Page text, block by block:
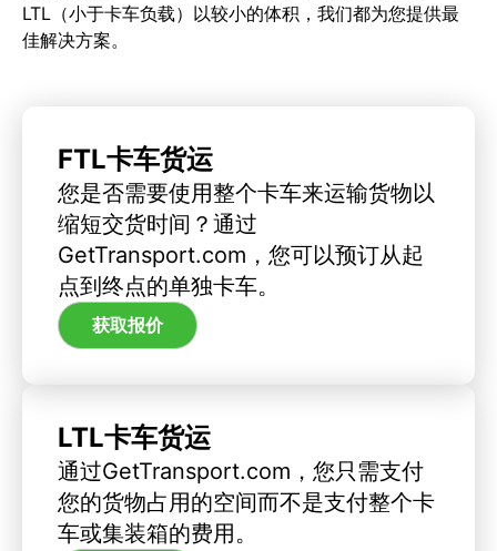
LTL（小于卡车负载）以较小的体积，我们都为您提供最
佳解决方案。
FTL卡车货运
您是否需要使用整个卡车来运输货物以
缩短交货时间？通过
GetTransport.com，您可以预订从起
点到终点的单独卡车。
获取报价
LTL卡车货运
通过GetTransport.com，您只需支付
您的货物占用的空间而不是支付整个卡
车或集装箱的费用。